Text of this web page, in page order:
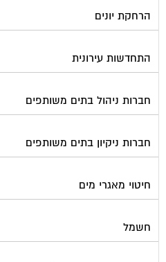
הרחקת יונים
התחדשות עירונית
חברות ניהול בתים משותפים
חברות ניקיון בתים משותפים
חיטוי מאגרי מים
חשמל